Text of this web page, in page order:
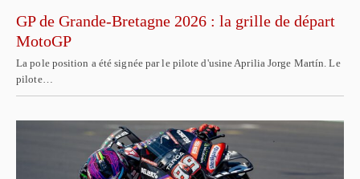
GP de Grande-Bretagne 2026 : la grille de départ
MotoGP
La pole position a été signée par le pilote d'usine Aprilia Jorge Martín. Le
pilote…